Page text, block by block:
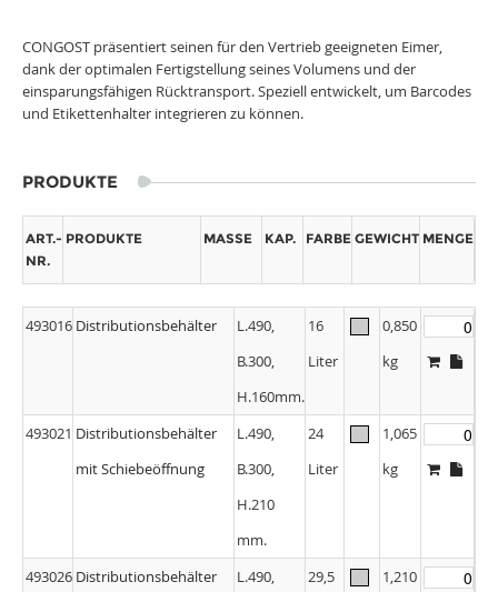
CONGOST präsentiert seinen für den Vertrieb geeigneten Eimer,
dank der optimalen Fertigstellung seines Volumens und der
einsparungsfähigen Rücktransport. Speziell entwickelt, um Barcodes
und Etikettenhalter integrieren zu können.
PRODUKTE
ART.-
NR.
PRODUKTE MASSE KAP. FARBE GEWICHT MENGE
493016 Distributionsbehälter
L.490,
B.300,
H.160mm.
16
Liter
0,850
kg
493021 Distributionsbehälter
mit Schiebeöffnung
L.490,
B.300,
H.210
mm.
24
Liter
1,065
kg
493026 Distributionsbehälter
L.490,
29,5
1,210